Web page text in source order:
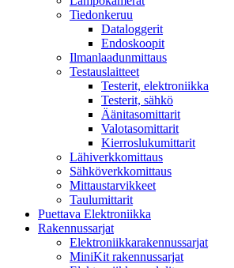
Tiedonkeruu
Dataloggerit
Endoskoopit
Ilmanlaadunmittaus
Testauslaitteet
Testerit, elektroniikka
Testerit, sähkö
Äänitasomittarit
Valotasomittarit
Kierroslukumittarit
Lähiverkkomittaus
Sähköverkkomittaus
Mittaustarvikkeet
Taulumittarit
Puettava Elektroniikka
Rakennussarjat
Elektroniikkarakennussarjat
MiniKit rakennussarjat